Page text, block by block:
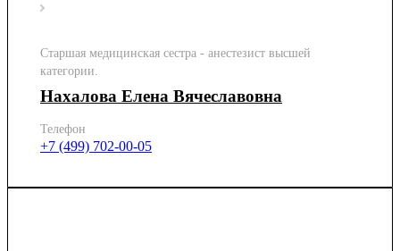
Старшая медицинская сестра - анестезист высшей
категории.
Нахалова Елена Вячеславовна
Телефон
+7 (499) 702-00-05